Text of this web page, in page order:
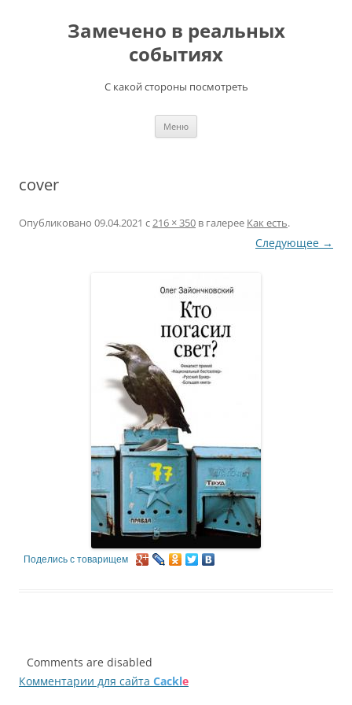
содержимомуЗамечено в реальных
событиях
С какой стороны посмотреть
Меню
cover
Опубликовано 09.04.2021 с216 × 350 в галерее Как есть.
Следующее →
Поделись с товарищем
Comments are disabled
Комментарии для сайта Cackle